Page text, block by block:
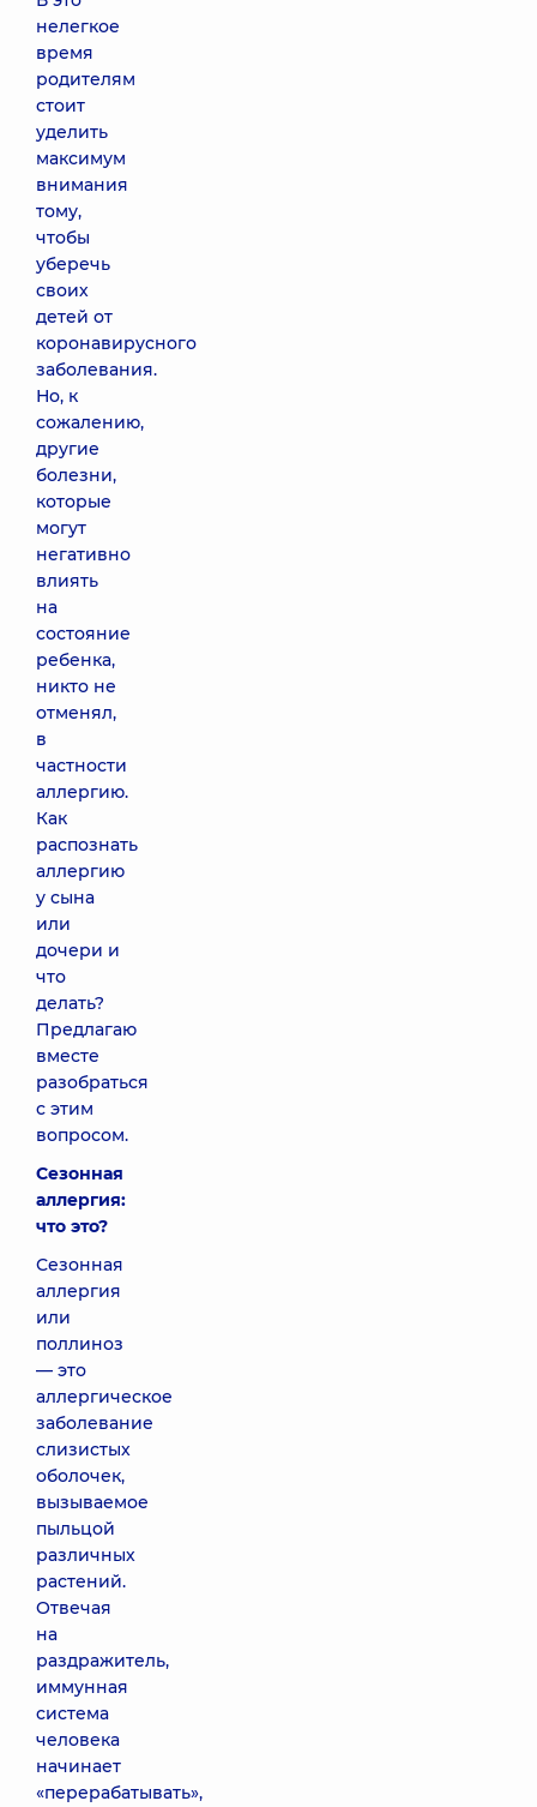
нелегкое
время
родителям
стоит
уделить
максимум
внимания
тому,
чтобы
уберечь
своих
детей от
коронавирусного
заболевания.
Но, к
сожалению,
другие
болезни,
которые
могут
негативно
влиять
на
состояние
ребенка,
никто не
отменял,
в
частности
аллергию.
Как
распознать
аллергию
у сына
или
дочери и
что
делать?
Предлагаю
вместе
разобраться
с этим
вопросом.
Сезонная
аллергия:
что это?
Сезонная
аллергия
или
поллиноз
— это
аллергическое
заболевание
слизистых
оболочек,
вызываемое
пыльцой
различных
растений.
Отвечая
на
раздражитель,
иммунная
система
человека
начинает
«перерабатывать»,